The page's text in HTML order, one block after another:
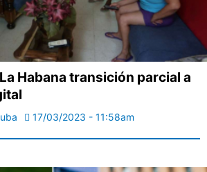
Habana transición parcial a
17/03/2023 - 11:58am